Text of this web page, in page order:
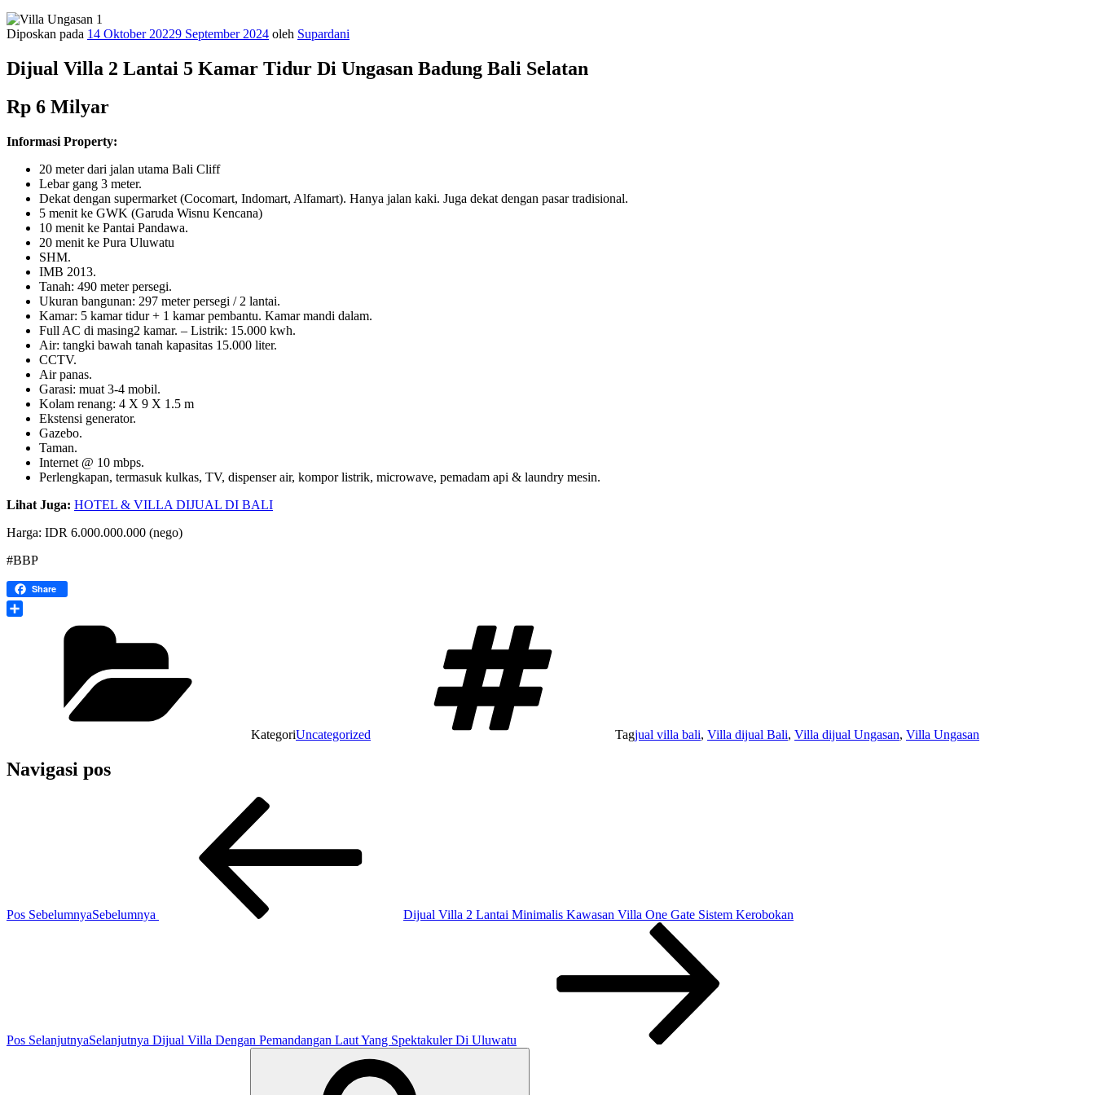
Diposkan pada 14 Oktober 20229 September 2024 oleh Supardani
Dijual Villa 2 Lantai 5 Kamar Tidur Di Ungasan Badung Bali Selatan
Rp 6 Milyar
Informasi Property:
20 meter dari jalan utama Bali Cliff
Lebar gang 3 meter.
Dekat dengan supermarket (Cocomart, Indomart, Alfamart). Hanya jalan kaki. Juga dekat dengan pasar tradisional.
5 menit ke GWK (Garuda Wisnu Kencana)
10 menit ke Pantai Pandawa.
20 menit ke Pura Uluwatu
SHM.
IMB 2013.
Tanah: 490 meter persegi.
Ukuran bangunan: 297 meter persegi / 2 lantai.
Kamar: 5 kamar tidur + 1 kamar pembantu. Kamar mandi dalam.
Full AC di masing2 kamar. – Listrik: 15.000 kwh.
Air: tangki bawah tanah kapasitas 15.000 liter.
CCTV.
Air panas.
Garasi: muat 3-4 mobil.
Kolam renang: 4 X 9 X 1.5 m
Ekstensi generator.
Gazebo.
Taman.
Internet @ 10 mbps.
Perlengkapan, termasuk kulkas, TV, dispenser air, kompor listrik, microwave, pemadam api & laundry mesin.
Lihat Juga: HOTEL & VILLA DIJUAL DI BALI
Harga: IDR 6.000.000.000 (nego)
#BBP
Share
KategoriUncategorized Tagjual villa bali, Villa dijual Bali, Villa dijual Ungasan, Villa Ungasan
Navigasi pos
Pos SebelumnyaSebelumnya Dijual Villa 2 Lantai Minimalis Kawasan Villa One Gate Sistem Kerobokan
Pos SelanjutnyaSelanjutnya Dijual Villa Dengan Pemandangan Laut Yang Spektakuler Di Uluwatu